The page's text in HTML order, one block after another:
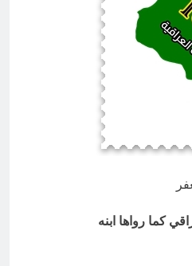
غير مقصود
كما رواها ابنه